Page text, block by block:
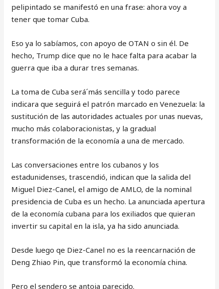
pelipintado se manifestó en una frase: ahora voy a
tener que tomar Cuba.
Eso ya lo sabíamos, con apoyo de OTAN o sin él. De
hecho, Trump dice que no le hace falta para acabar la
guerra que iba a durar tres semanas.
La toma de Cuba será´más sencilla y todo parece
indicara que seguirá el patrón marcado en Venezuela: la
sustitución de las autoridades actuales por unas nuevas,
mucho más colaboracionistas, y la gradual
transformación de la economía a una de mercado.
Las conversaciones entre los cubanos y los
estadunidenses, trascendió, indican que la salida del
Miguel Diez-Canel, el amigo de AMLO, de la nominal
presidencia de Cuba es un hecho. La anunciada apertura
de la economía cubana para los exiliados que quieran
invertir su capital en la isla, ya ha sido anunciada.
Desde luego qe Diez-Canel no es la reencarnación de
Deng Zhiao Pin, que transformó la economía china.
Pero el sendero se antoja parecido.